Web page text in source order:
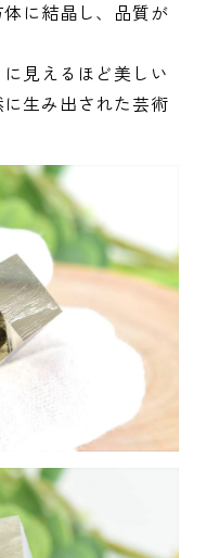
に結晶し、品質が
見えるほど美しい
生み出された芸術